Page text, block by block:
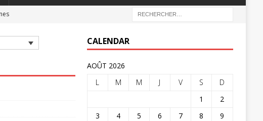
CALENDAR
AOÛT 2026
L
M M J V S
D
1
2
3
4 5 6 7 8
9